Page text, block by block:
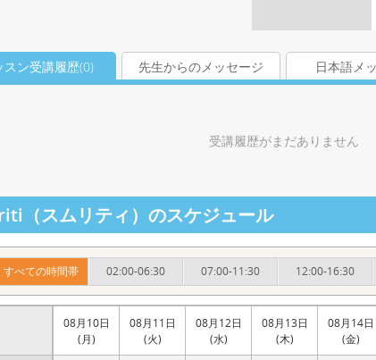
スン受講履歴(0) 先生からのメッセージ 日本語メ
受講履歴がまだありません
（スムリティ）のスケジュール
すべての時間帯 02:00-06:30 07:00-11:30 12:00-16:30
08月10日
(月)
08月11日
(火)
08月12日
(水)
08月13日
(木)
08月14日
(金)